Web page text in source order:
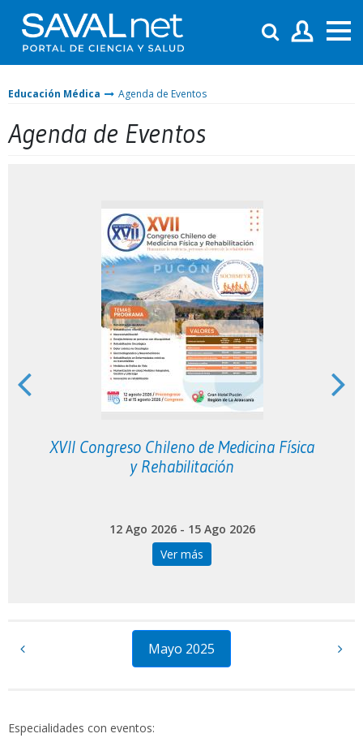
Educación Médica Agenda de Eventos
Agenda de Eventos
XVII Congreso Chileno de Medicina Física
y Rehabilitación
12 Ago 2026 - 15 Ago 2026
Ver más
Mayo 2025
Especialidades con eventos: